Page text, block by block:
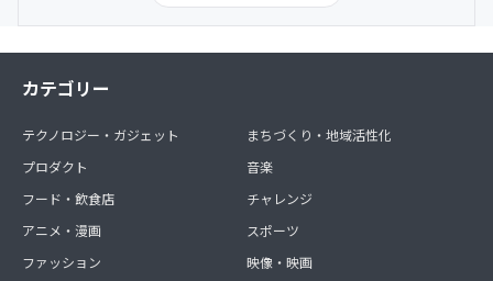
カテゴリー
テクノロジー・ガジェット
プロダクト
フード・飲食店
アニメ・漫画
ファッション
まちづくり・地域活性化
音楽
チャレンジ
スポーツ
映像・映画